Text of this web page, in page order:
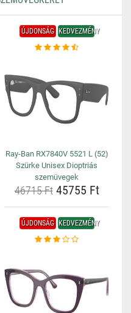
ÚJDONSÁG KEDVEZMÉNY
Ray-Ban RX7840V 5521 L (52)
Szürke Unisex Dioptriás
szemüvegek
46715 Ft45755 Ft
ÚJDONSÁG KEDVEZMÉNY